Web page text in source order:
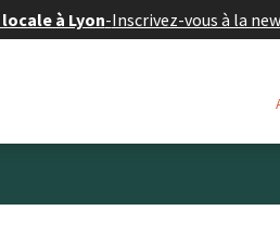
à Lyon-Inscrivez-vous à la